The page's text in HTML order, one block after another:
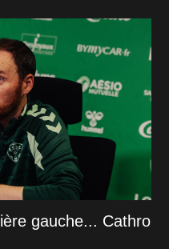
gauche... Cathro